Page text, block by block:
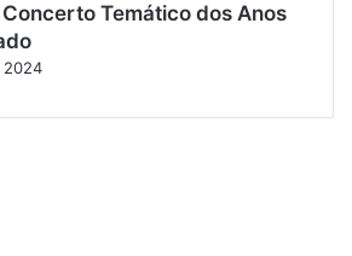
Temático dos Anos